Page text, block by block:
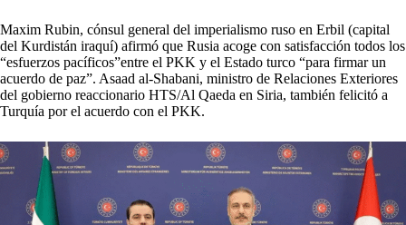
Maxim Rubin, cónsul general del imperialismo ruso en Erbil (capital
del Kurdistán iraquí) afirmó que Rusia acoge con satisfacción todos los
“esfuerzos pacíficos”entre el PKK y el Estado turco “para firmar un
acuerdo de paz”. Asaad al-Shabani, ministro de Relaciones Exteriores
del gobierno reaccionario HTS/Al Qaeda en Siria, también felicitó a
Turquía por el acuerdo con el PKK.